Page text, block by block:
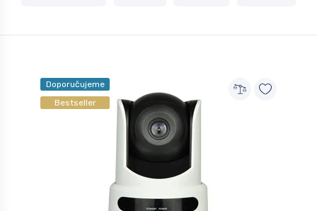
Doporučujeme
Bestseller